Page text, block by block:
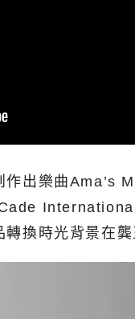
出樂曲Ama’s
換時光背景在